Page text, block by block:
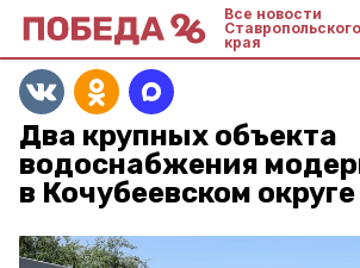
Все новости
Ставропольского
края
Два крупных объекта
водоснабжения
в Кочубеевском округе